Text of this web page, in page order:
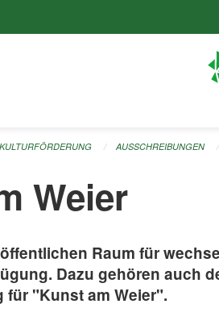
KULTURFÖRDERUNG AUSSCHREIBUNGEN
Weier
Raum für
Dazu gehören auch
für "Kunst am Weier".